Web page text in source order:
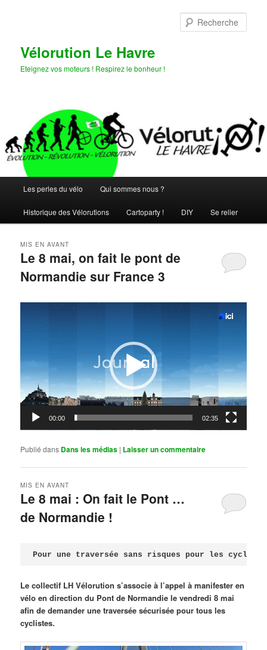
Vélorution Le Havre
Eteignez vos moteurs ! Respirez le bonheur !
principal
Les perles du vélo Qui sommes nous ?
Historique des Vélorutions Cartoparty ! DIY Se relier
Le 8 mai, on fait le pont de
Normandie sur France 3
MIS EN AVANT
00:00 02:35
Publié dans Dans les médias | Laisser un commentaire
Le 8 mai : On fait le Pont …
de Normandie !
MIS EN AVANT
Pour une traversée sans risques pour les
Le collectif LH Vélorution s’associe à l’appel à manifester en
vélo en direction du Pont de Normandie le vendredi 8 mai
afin de demander une traversée sécurisée pour tous les
cyclistes.